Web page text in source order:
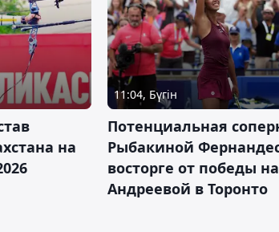
на
11:04, Бүгін
Потенциальная
Рыбакиной
восторге от победы
Андреевой в Торонто